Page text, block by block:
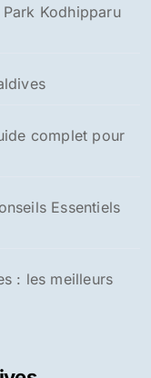
Kodhipparu
complet pour
Essentiels
: les meilleurs